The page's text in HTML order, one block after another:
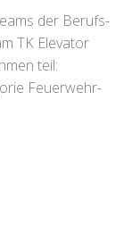
der Berufs-
TK Elevator
teil:
Feuerwehr-